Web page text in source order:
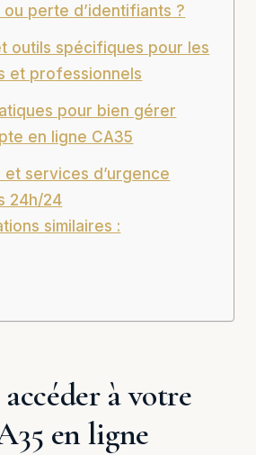
perte d’identifiants ?
outils spécifiques pour les
et professionnels
pour bien gérer
en ligne CA35
et services d’urgence
24h/24
similaires :
à votre
en ligne